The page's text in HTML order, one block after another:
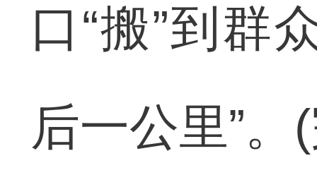
口“搬”到群
后一公里”。